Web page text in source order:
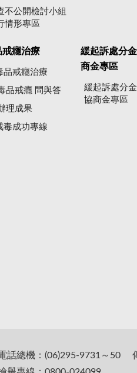
不公開檢討小組
情形專區
戒癮治療
品戒癮治療
品戒癮 問與答
理成果
毒成功專線
緩起訴處分
商金專區
緩起訴處分
協商金專區
話總機：(06)295-9731～50